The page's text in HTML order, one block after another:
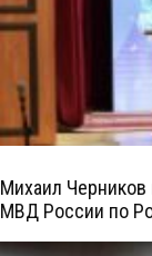
Михаил Черников
МВД России по